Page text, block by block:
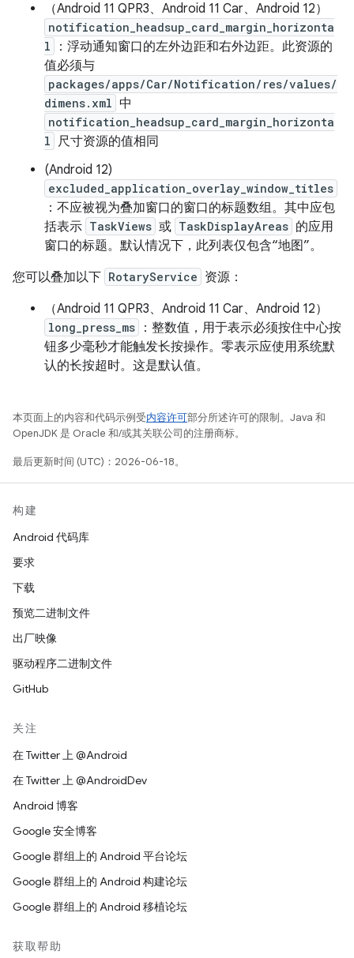
（Android 11 QPR3、Android 11 Car、Android 12）
notification_headsup_card_margin_horizonta
l
：浮动通知窗口的左外边距和右外边距。 此资源的
值必须与
packages/apps/Car/Notification/res/values/
dimens.xml 中
notification_headsup_card_margin_horizonta
l 尺寸资源的值相同
(Android 12)
excluded_application_overlay_window_titles
：不应被视为叠加窗口的窗口的标题数组。 其中应包
括表示 TaskViews 或 TaskDisplayAreas 的应用
窗口的标题。默认情况下，此列表仅包含“地图”。
您可以叠加以下 RotaryService 资源：
（Android 11 QPR3、Android 11 Car、Android 12）
long_press_ms
：整数值，用于表示必须按住中心按
钮多少毫秒才能触发长按操作。 零表示应使用系统默
认的长按超时。这是默认值。
本页面上的内容和代码示例受内容许可部分所述许可的限制。Java 和
OpenJDK 是 Oracle 和/或其关联公司的注册商标。
最后更新时间 (UTC)：2026-06-18。
构建
Android 代码库
要求
下载
预览二进制文件
出厂映像
驱动程序二进制文件
GitHub
关注
在 Twitter 上 @Android
在 Twitter 上 @AndroidDev
Android 博客
Google 安全博客
Google 群组上的 Android 平台论坛
Google 群组上的 Android 构建论坛
Google 群组上的 Android 移植论坛
获取帮助